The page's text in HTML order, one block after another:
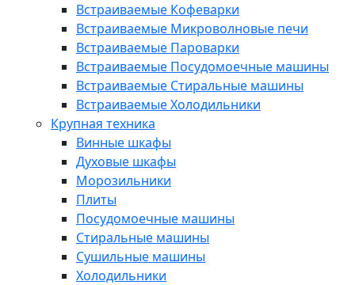
Встраиваемые Кофеварки
Встраиваемые Микроволновые печи
Встраиваемые Пароварки
Встраиваемые Посудомоечные машины
Встраиваемые Стиральные машины
Встраиваемые Холодильники
Крупная техника
Винные шкафы
Духовые шкафы
Морозильники
Плиты
Посудомоечные машины
Стиральные машины
Сушильные машины
Холодильники